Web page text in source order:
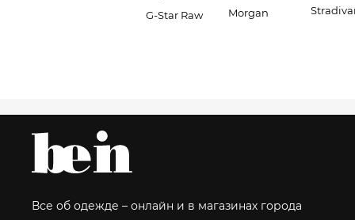
G-Star Raw
Morgan
Все об одежде – онлайн и в магазинах города